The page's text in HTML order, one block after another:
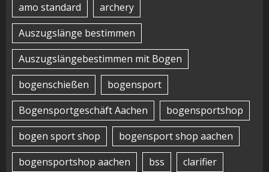
amo standard
archery
Auszugslänge bestimmen
Auszugslängebestimmen mit Bogen
bogenschießen
bogensport
Bogensportgeschäft Aachen
bogensportshop
bogen sport shop
bogensport shop aachen
bogensportshop aachen
bss clarifier